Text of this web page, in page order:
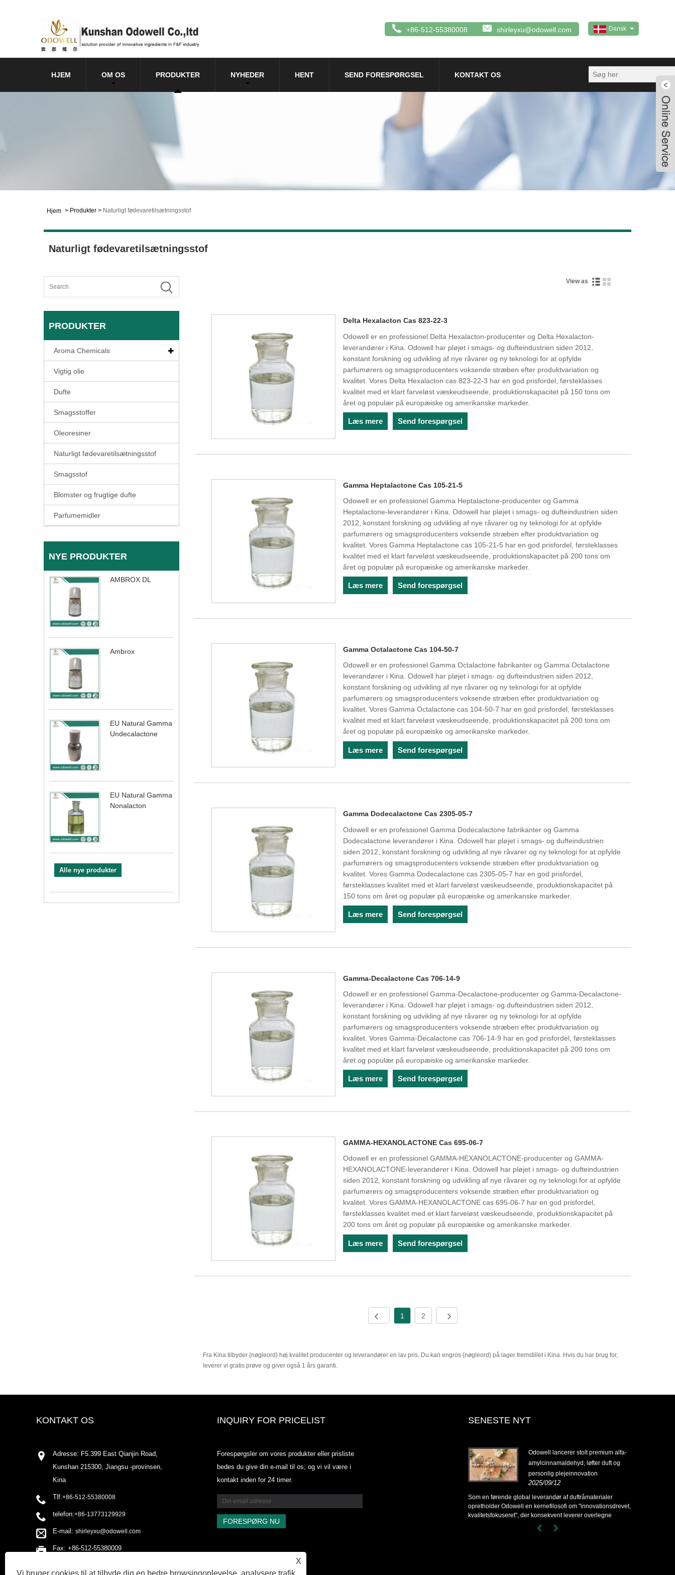
Dansk
+86-512-55380008 shirleyxu@odowell.com
HJEM OM OS PRODUKTER NYHEDER HENT SEND FORESPØRGSEL KONTAKT OS
Hjem > Produkter > Naturligt fødevaretilsætningsstof
Naturligt fødevaretilsætningsstof
PRODUKTER
Aroma Chemicals
Vigtig olie
Dufte
Smagsstoffer
Oleoresiner
Naturligt fødevaretilsætningsstof
Smagsstof
Blomster og frugtige dufte
Parfumemidler
NYE PRODUKTER
AMBROX DL
Ambrox
EU Natural Gamma
Undecalactone
EU Natural Gamma
Nonalacton
Alle nye produkter
View as
Delta Hexalacton Cas 823-22-3
Odowell er en professionel Delta Hexalacton-producenter og Delta Hexalacton-
leverandører i Kina. Odowell har pløjet i smags- og dufteindustrien siden 2012,
konstant forskning og udvikling af nye råvarer og ny teknologi for at opfylde
parfumørers og smagsproducenters voksende stræben efter produktvariation og
kvalitet. Vores Delta Hexalacton cas 823-22-3 har en god prisfordel, førsteklasses
kvalitet med et klart farveløst væskeudseende, produktionskapacitet på 150 tons om
året og populær på europæiske og amerikanske markeder.
Læs mere Send forespørgsel
Gamma Heptalactone Cas 105-21-5
Odowell er en professionel Gamma Heptalactone-producenter og Gamma
Heptalactone-leverandører i Kina. Odowell har pløjet i smags- og dufteindustrien siden
2012, konstant forskning og udvikling af nye råvarer og ny teknologi for at opfylde
parfumørers og smagsproducenters voksende stræben efter produktvariation og
kvalitet. Vores Gamma Heptalactone cas 105-21-5 har en god prisfordel, førsteklasses
kvalitet med et klart farveløst væskeudseende, produktionskapacitet på 200 tons om
året og populær på europæiske og amerikanske markeder.
Læs mere Send forespørgsel
Gamma Octalactone Cas 104-50-7
Odowell er en professionel Gamma Octalactone fabrikanter og Gamma Octalactone
leverandører i Kina. Odowell har pløjet i smags- og dufteindustrien siden 2012,
konstant forskning og udvikling af nye råvarer og ny teknologi for at opfylde
parfumørers og smagsproducenters voksende stræben efter produktvariation og
kvalitet. Vores Gamma Octalactone cas 104-50-7 har en god prisfordel, førsteklasses
kvalitet med et klart farveløst væskeudseende, produktionskapacitet på 200 tons om
året og populær på europæiske og amerikanske markeder.
Læs mere Send forespørgsel
Gamma Dodecalactone Cas 2305-05-7
Odowell er en professionel Gamma Dodecalactone fabrikanter og Gamma
Dodecalactone leverandører i Kina. Odowell har pløjet i smags- og dufteindustrien
siden 2012, konstant forskning og udvikling af nye råvarer og ny teknologi for at opfylde
parfumørers og smagsproducenters voksende stræben efter produktvariation og
kvalitet. Vores Gamma Dodecalactone cas 2305-05-7 har en god prisfordel,
førsteklasses kvalitet med et klart farveløst væskeudseende, produktionskapacitet på
150 tons om året og populær på europæiske og amerikanske markeder.
Læs mere Send forespørgsel
Gamma-Decalactone Cas 706-14-9
Odowell er en professionel Gamma-Decalactone-producenter og Gamma-Decalactone-
leverandører i Kina. Odowell har pløjet i smags- og dufteindustrien siden 2012,
konstant forskning og udvikling af nye råvarer og ny teknologi for at opfylde
parfumørers og smagsproducenters voksende stræben efter produktvariation og
kvalitet. Vores Gamma-Decalactone cas 706-14-9 har en god prisfordel, førsteklasses
kvalitet med et klart farveløst væskeudseende, produktionskapacitet på 200 tons om
året og populær på europæiske og amerikanske markeder.
Læs mere Send forespørgsel
GAMMA-HEXANOLACTONE Cas 695-06-7
Odowell er en professionel GAMMA-HEXANOLACTONE-producenter og GAMMA-
HEXANOLACTONE-leverandører i Kina. Odowell har pløjet i smags- og dufteindustrien
siden 2012, konstant forskning og udvikling af nye råvarer og ny teknologi for at opfylde
parfumørers og smagsproducenters voksende stræben efter produktvariation og
kvalitet. Vores GAMMA-HEXANOLACTONE cas 695-06-7 har en god prisfordel,
førsteklasses kvalitet med et klart farveløst væskeudseende, produktionskapacitet på
200 tons om året og populær på europæiske og amerikanske markeder.
Læs mere Send forespørgsel
1 2
Fra Kina tilbyder {nøgleord} høj kvalitet producenter og leverandører en lav pris. Du kan engros {nøgleord} på lager fremstillet i Kina. Hvis du har brug for,
leverer vi gratis prøve og giver også 1 års garanti.
KONTAKT OS
Adresse: F5.399 East Qianjin Road,
Kunshan 215300, Jiangsu -provinsen,
Kina
Tlf:+86-512-55380008
telefon:+86-13773129929
E-mail: shirleyxu@odowell.com
Fax: +86-512-55380009
INQUIRY FOR PRICELIST
Forespørgsler om vores produkter eller prisliste
bedes du give din e-mail til os, og vi vil være i
kontakt inden for 24 timer.
SENESTE NYT
2025.07.25
Odowell lancerer stolt premium alfa-
amylcinnamaldehyd, løfter duft og
personlig plejeinnovation
2025/09/12
Som en førende global leverandør af duftråmaterialer
opretholder Odowell en kernefilosofi om "innovationsdrevet,
kvalitetsfokuseret", der konsekvent leverer overlegne
duftløsninger til kunder over hele verden.
X
Vi bruger cookies til at tilbyde dig en bedre browsingoplevelse, analysere trafik